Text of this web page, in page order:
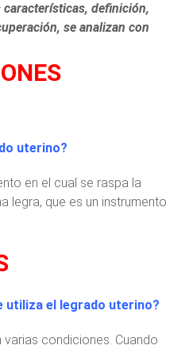
definición,
se analizan con
uterino?
en el cual se raspa la
legra, que es un instrumento
utiliza el legrado uterino?
condiciones. Cuando